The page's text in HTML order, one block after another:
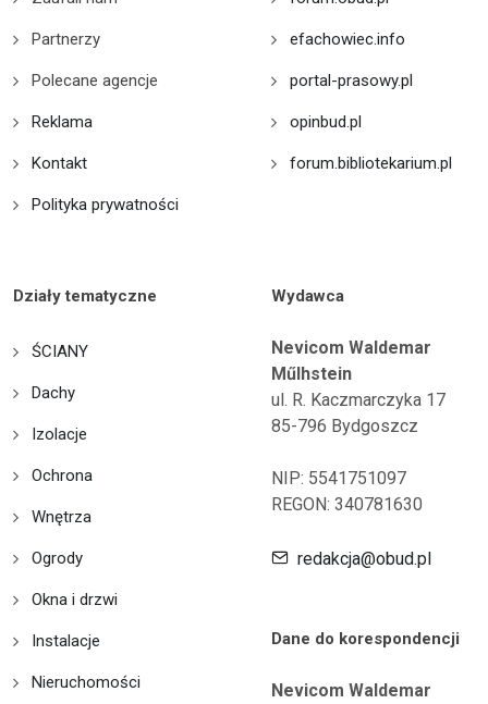
Partnerzy
Polecane agencje
Reklama
Kontakt
Polityka prywatności
efachowiec.info
portal-prasowy.pl
opinbud.pl
forum.bibliotekarium.pl
Działy tematyczne
ŚCIANY
Dachy
Izolacje
Ochrona
Wnętrza
Ogrody
Okna i drzwi
Instalacje
Nieruchomości
Wydawca
Nevicom Waldemar
Műlhstein
ul. R. Kaczmarczyka 17
85-796 Bydgoszcz
NIP: 5541751097
REGON: 340781630
redakcja@obud.pl
Dane do korespondencji
Nevicom Waldemar